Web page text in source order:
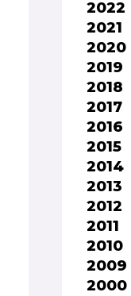
2022
2021
2020
2019
2018
2017
2016
2015
2014
2013
2012
2011
2010
2009
2000